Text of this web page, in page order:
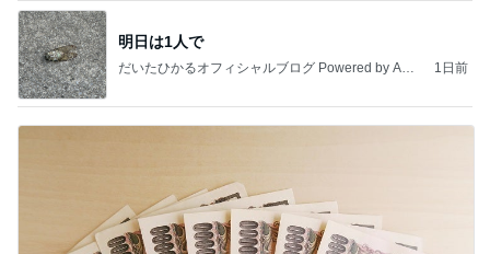
明日は1人で
だいたひかるオフィシャルブログ Powered by Ame
1日前